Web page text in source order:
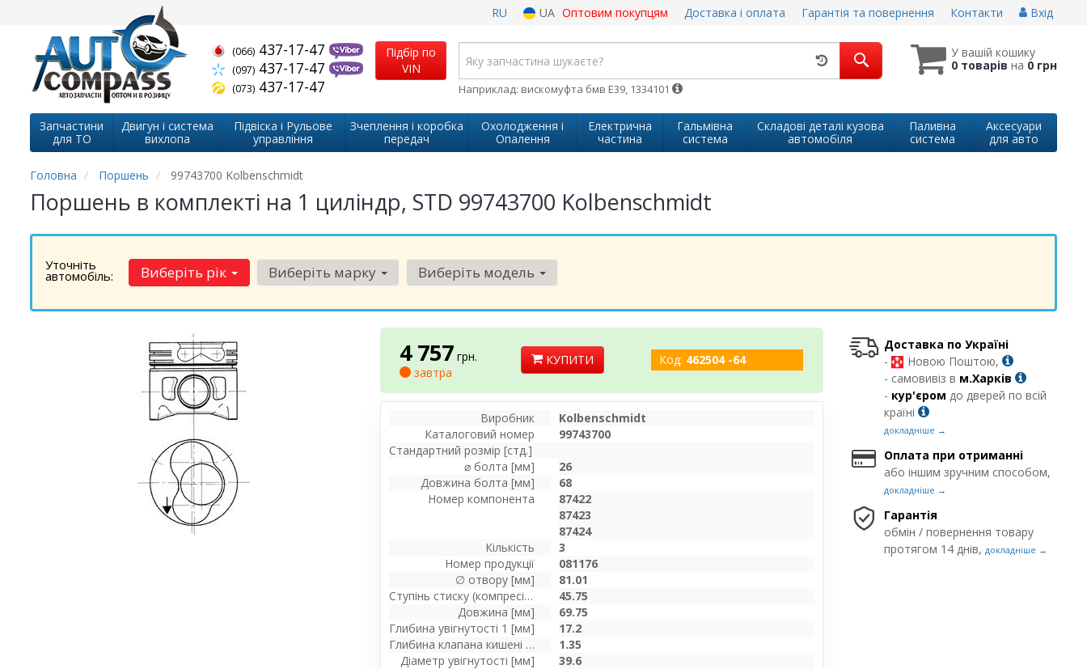
RU UA Оптовим покупцям Доставка і оплата Гарантія та повернення Контакти Вхід
(066) 437-17-47
(097) 437-17-47
(073) 437-17-47
Підбір по
VIN
У вашій кошику
0 товарів на 0 грн
Наприклад: вискомуфта бмв Е39, 1334101
Запчастини
для ТО
Двигун і система
вихлопа
Підвіска і Рульове
управління
Зчеплення і коробка
передач
Охолодження і
Опалення
Електрична
частина
Гальмівна
система
Складові деталі кузова
автомобіля
Паливна
система
Аксесуари
для авто
Головна Поршень 99743700 Kolbenschmidt
Поршень в комплекті на 1 циліндр, STD 99743700 Kolbenschmidt
Уточніть
автомобіль: Виберіть рік Виберіть марку Виберіть модель
4 757 грн.
завтра
КУПИТИ Код: 462504 -64
Виробник
Kolbenschmidt
Каталоговий номер
99743700
Стандартний розмір [стд.]
⌀ болта [мм]
26
Довжина болта [мм]
68
Номер компонента
87422
87423
87424
Кількість
3
Номер продукції
081176
∅ отвору [мм]
81.01
Ступінь стиску (компресії) [мм]
45.75
Довжина [мм]
69.75
Глибина увігнутості 1 [мм]
17.2
Глибина клапана кишені 1 [мм]
1.35
Діаметр увігнутості [мм]
39.6
Доставка по Україні
-
Новою Поштою,
- самовивіз в м.Харків
- кур'єром до дверей по всій
країні
докладніше →
Оплата при отриманні
або іншим зручним способом,
докладніше →
Гарантія
обмін / повернення товару
протягом 14 днів,докладніше →